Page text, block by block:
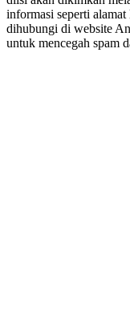
informasi seperti
dihubungi di website
untuk mencegah spam